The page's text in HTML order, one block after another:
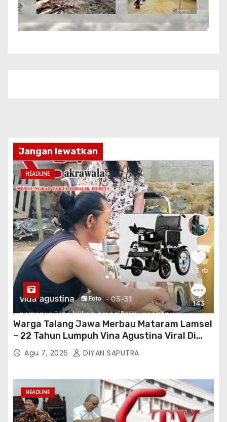
Jangan lewatkan
HEADLINE
Warga Talang Jawa Merbau Mataram Lamsel
– 22 Tahun Lumpuh Vina Agustina Viral Di
Tiktok Inginkan Kursi Roda Listrik, Kepala
Perwakilan Provinsi Lampung Media
Bertindak
Agu 7, 2026 DIYAN SAPUTRA
HEADLINE